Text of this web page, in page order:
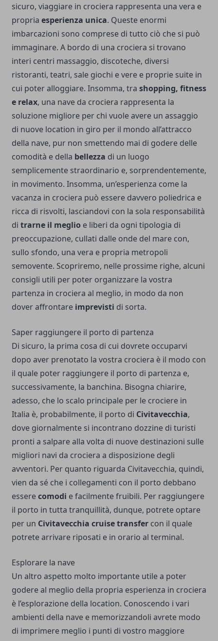
sicuro, viaggiare in crociera rappresenta una vera e
propria esperienza unica. Queste enormi
imbarcazioni sono comprese di tutto ciò che si può
immaginare. A bordo di una crociera si trovano
interi centri massaggio, discoteche, diversi
ristoranti, teatri, sale giochi e vere e proprie suite in
cui poter alloggiare. Insomma, tra shopping, fitness
e relax, una nave da crociera rappresenta la
soluzione migliore per chi vuole avere un assaggio
di nuove location in giro per il mondo all’attracco
della nave, pur non smettendo mai di godere delle
comodità e della bellezza di un luogo
semplicemente straordinario e, sorprendentemente,
in movimento. Insomma, un’esperienza come la
vacanza in crociera può essere davvero poliedrica e
ricca di risvolti, lasciandovi con la sola responsabilità
di trarne il meglio e liberi da ogni tipologia di
preoccupazione, cullati dalle onde del mare con,
sullo sfondo, una vera e propria metropoli
semovente. Scopriremo, nelle prossime righe, alcuni
consigli utili per poter organizzare la vostra
partenza in crociera al meglio, in modo da non
dover affrontare imprevisti di sorta.
Saper raggiungere il porto di partenza
Di sicuro, la prima cosa di cui dovrete occuparvi
dopo aver prenotato la vostra crociera è il modo con
il quale poter raggiungere il porto di partenza e,
successivamente, la banchina. Bisogna chiarire,
adesso, che lo scalo principale per le crociere in
Italia è, probabilmente, il porto di Civitavecchia,
dove giornalmente si incontrano dozzine di turisti
pronti a salpare alla volta di nuove destinazioni sulle
migliori navi da crociera a disposizione degli
avventori. Per quanto riguarda Civitavecchia, quindi,
vien da sé che i collegamenti con il porto debbano
esserecomodi e facilmente fruibili. Per raggiungere
il porto in tutta tranquillità, dunque, potrete optare
per un Civitavecchia cruise transfer con il quale
potrete arrivare riposati e in orario al terminal.
Esplorare la nave
Un altro aspetto molto importante utile a poter
godere al meglio della propria esperienza in crociera
è l’esplorazione della location. Conoscendo i vari
ambienti della nave e memorizzandoli avrete modo
di imprimere meglio i punti di vostro maggiore